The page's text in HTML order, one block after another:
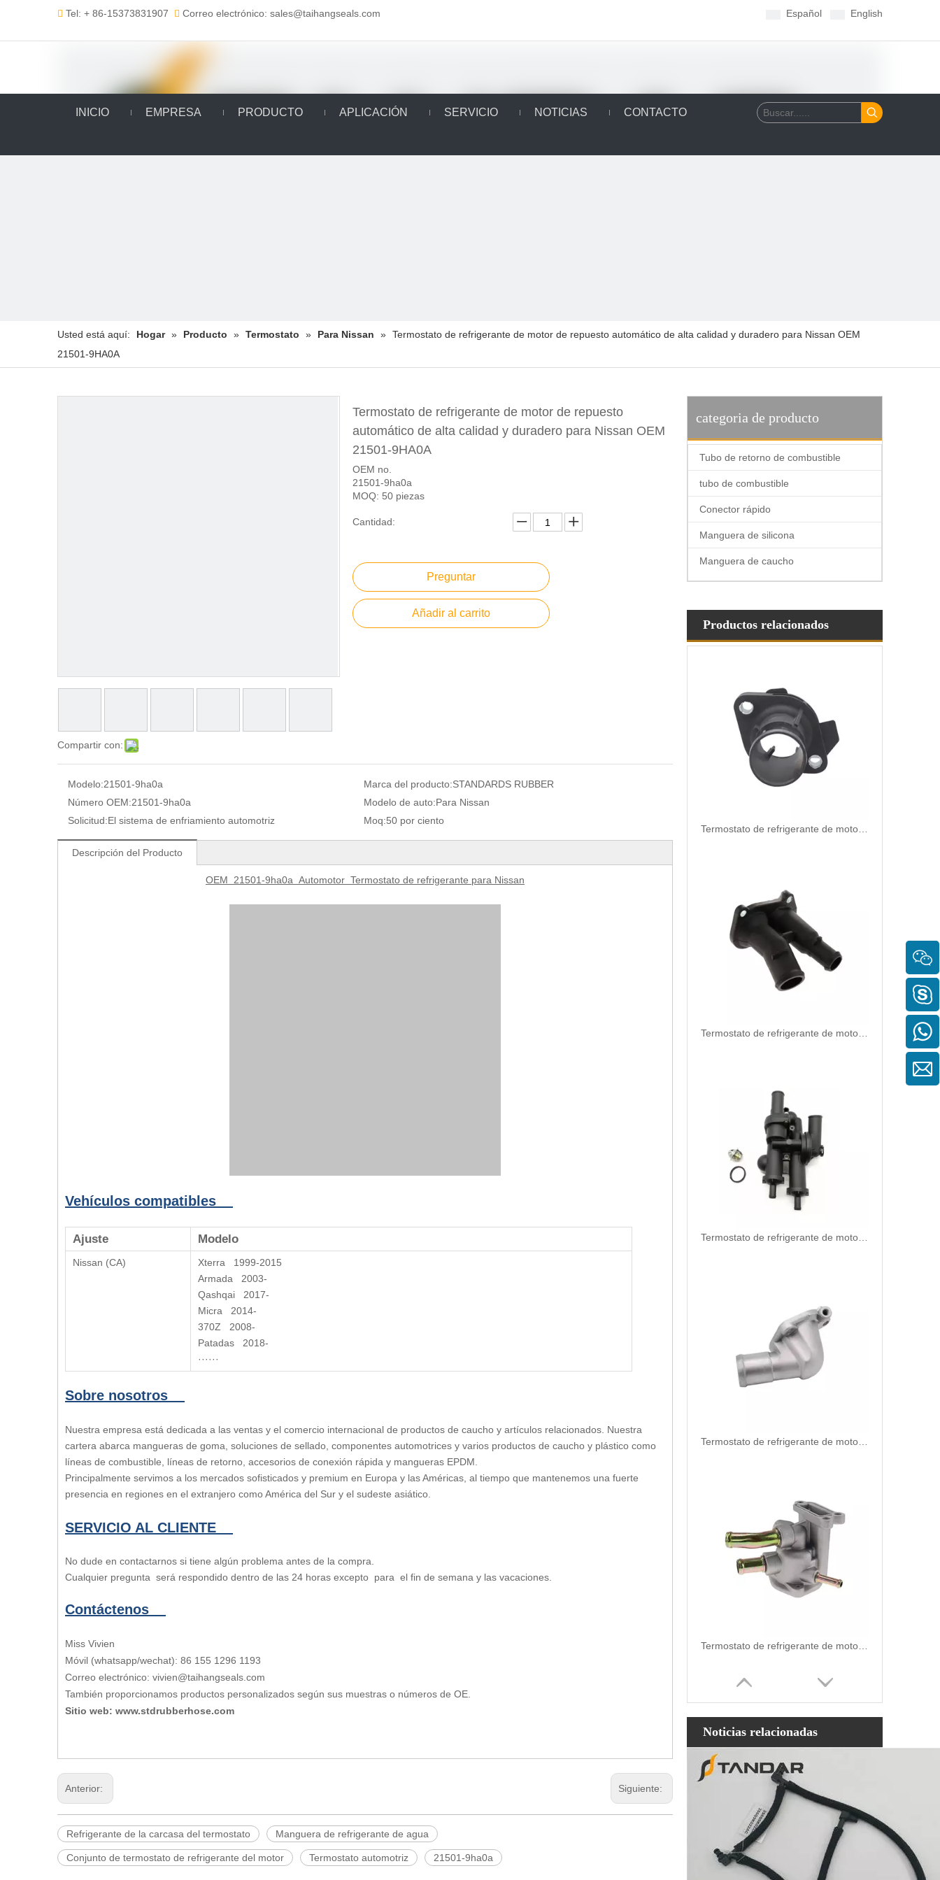
 Tel: + 86-15373831907  Correo electrónico: sales@taihangseals.com Español English
INICIO EMPRESA PRODUCTO APLICACIÓN SERVICIO NOTICIAS CONTACTO
Usted está aquí: Hogar » Producto » Termostato » Para Nissan » Termostato de refrigerante de motor de repuesto automático de alta calidad y duradero para Nissan OEM
21501-9HA0A
Compartir con:
Termostato de refrigerante de motor de repuesto
automático de alta calidad y duradero para Nissan OEM
21501-9HA0A
OEM no.
21501-9ha0a
MOQ: 50 piezas
Cantidad:
Preguntar
Añadir al carrito
Modelo:21501-9ha0a Marca del producto:STANDARDS RUBBER
Número OEM:21501-9ha0a Modelo de auto:Para Nissan
Solicitud:El sistema de enfriamiento automotriz Moq:50 por ciento
Descripción del Producto
OEM 21501-9ha0a Automotor Termostato de refrigerante para Nissan
Vehículos compatibles
Ajuste Modelo
Nissan (CA)
Xterra 1999-2015
Armada 2003-
Qashqai 2017-
Micra 2014-
370Z 2008-
Patadas 2018-
······
Sobre nosotros
Nuestra empresa está dedicada a las ventas y el comercio internacional de productos de caucho y artículos relacionados. Nuestra
cartera abarca mangueras de goma, soluciones de sellado, componentes automotrices y varios productos de caucho y plástico como
líneas de combustible, líneas de retorno, accesorios de conexión rápida y mangueras EPDM.
Principalmente servimos a los mercados sofisticados y premium en Europa y las Américas, al tiempo que mantenemos una fuerte
presencia en regiones en el extranjero como América del Sur y el sudeste asiático.
SERVICIO AL CLIENTE
No dude en contactarnos si tiene algún problema antes de la compra.
Cualquier pregunta será respondido dentro de las 24 horas excepto para el fin de semana y las vacaciones.
Contáctenos
Miss Vivien
Móvil (whatsapp/wechat): 86 155 1296 1193
Correo electrónico: vivien@taihangseals.com
También proporcionamos productos personalizados según sus muestras o números de OE.
Sitio web: www.stdrubberhose.com
Anterior: Siguiente:
Refrigerante de la carcasa del termostato Manguera de refrigerante de agua
Conjunto de termostato de refrigerante del motor Termostato automotriz 21501-9ha0a
categoria de producto
Tubo de retorno de combustible
tubo de combustible
Conector rápido
Manguera de silicona
Manguera de caucho
Productos relacionados
Noticias relacionadas